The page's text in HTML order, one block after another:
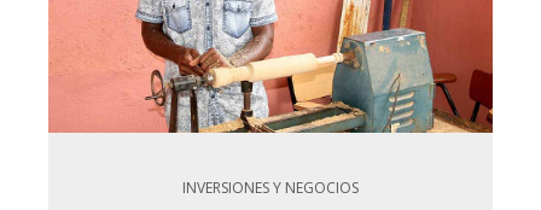
INVERSIONES Y NEGOCIOS